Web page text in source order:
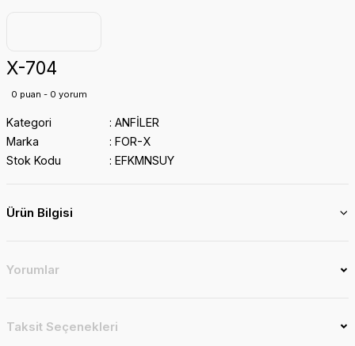
X-704
0 puan - 0 yorum
Kategori
ANFİLER
Marka
FOR-X
Stok Kodu
EFKMNSUY
Ürün Bilgisi
Yorumlar
Taksit Seçenekleri